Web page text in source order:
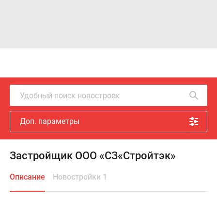
Удобный поиск новостроек
Доп. параметры
Застройщик ООО «СЗ«Стройтэк»
Описание Новостройки 1